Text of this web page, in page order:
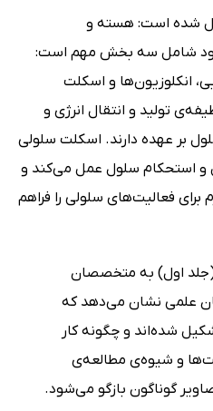
شده است: هسته و
خود شامل سه بخش مهم است:
انکلوزیون‌ها و اسکلت
تولید و انتقال انرژی و
بر عهده دارند. اسکلت سلولی
و استحکام سلول عمل می‌کند و
فعالیت‌های سلولی را فراهم
بافت شناسی راس 2016 (جلد اول) به متخصصان
علمی نشان می‌دهد که
شده‌اند و چگونه کار
و شیوه‌ی مطالعه‌ی
گوناگون بازگو می‌شود.